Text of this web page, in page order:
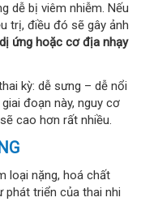
dễ bị viêm nhiễm. Nếu
trị, điều đó sẽ gây ảnh
ứng hoặc cơ địa nhạy
kỳ: dễ sưng – dễ nổi
đoạn này, nguy cơ
cao hơn rất nhiều.
loại nặng, hoá chất
phát triển của thai nhi